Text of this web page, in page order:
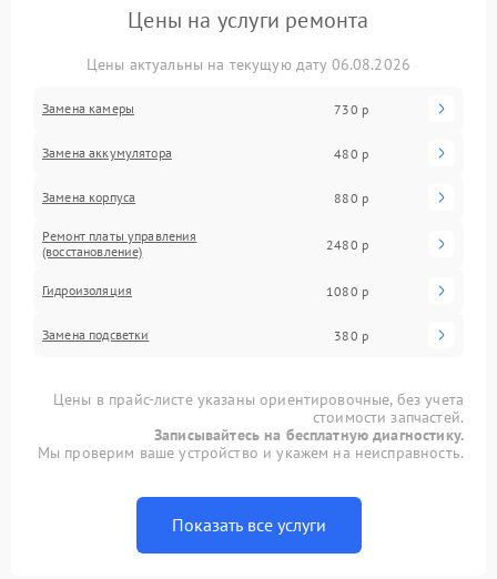
Цены на услуги ремонта
Цены актуальны на текущую дату 06.08.2026
Замена камеры 730 р
Замена аккумулятора 480 р
Замена корпуса 880 р
Ремонт платы управления
(восстановление)
2480 р
Гидроизоляция 1080 р
Замена подсветки 380 р
Цены в прайс-листе указаны ориентировочные, без учета
стоимости запчастей.
Записывайтесь на бесплатную диагностику.
Мы проверим ваше устройство и укажем на неисправность.
Показать все услуги